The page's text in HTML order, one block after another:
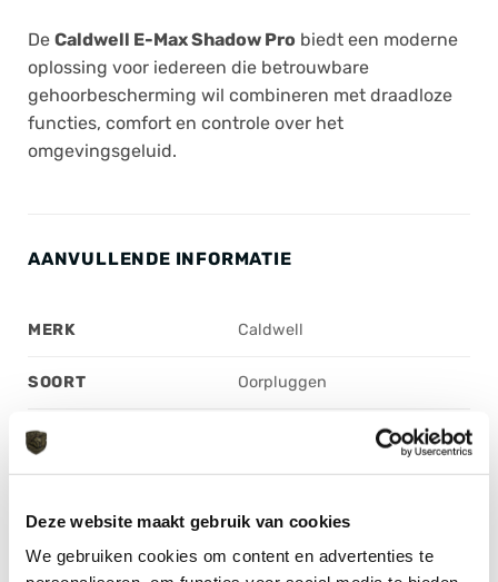
Deze website maakt gebruik van cookies
We gebruiken cookies om content en advertenties te
De Caldwell E-Max Shadow Pro biedt een moderne
oplossing voor iedereen die betrouwbare
gehoorbescherming wil combineren met draadloze
functies, comfort en controle over het
omgevingsgeluid.
AANVULLENDE INFORMATIE
MERK Caldwell
SOORT Oorpluggen
MATERIAAL
GELUIDSREDUCTIE